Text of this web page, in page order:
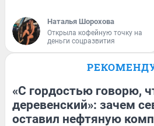
Наталья Шорохова
Открыла кофейную точку на
деньги соцразвития
«С гордостью говорю,
деревенский»: зачем
оставил нефтяную